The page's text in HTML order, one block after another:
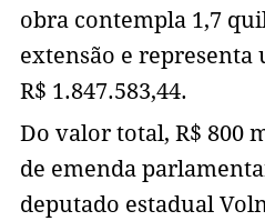
obra contempla 1,7
extensão e
R$ 1.847.583,44.
Do valor total, R$ 800
de emenda
deputado estadual